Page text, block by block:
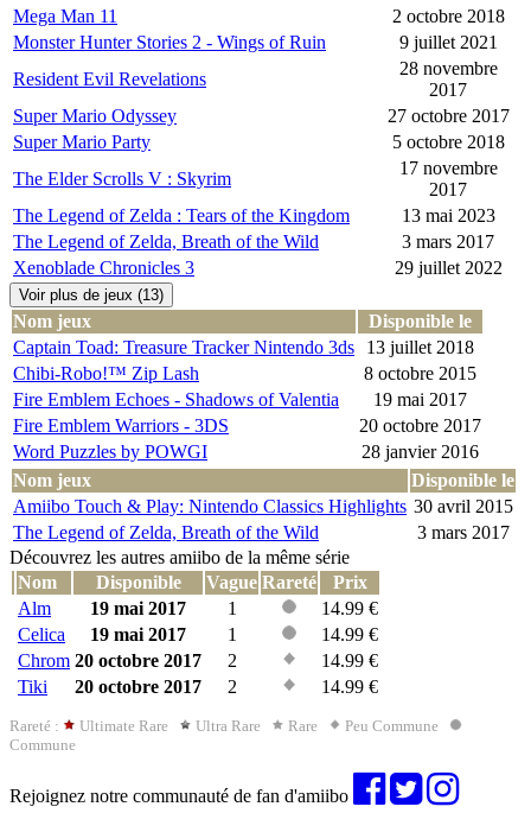
Mega Man 11
2 octobre 2018
Monster Hunter Stories 2 - Wings of Ruin
9 juillet 2021
Resident Evil Revelations
28 novembre
2017
Super Mario Odyssey
27 octobre 2017
Super Mario Party
5 octobre 2018
The Elder Scrolls V : Skyrim
17 novembre
2017
The Legend of Zelda : Tears of the Kingdom
13 mai 2023
The Legend of Zelda, Breath of the Wild
3 mars 2017
Xenoblade Chronicles 3
29 juillet 2022
Voir plus de jeux (13)
Nom jeux
Disponible le
Captain Toad: Treasure Tracker Nintendo 3ds
13 juillet 2018
Chibi-Robo!™ Zip Lash
8 octobre 2015
Fire Emblem Echoes - Shadows of Valentia
19 mai 2017
Fire Emblem Warriors - 3DS
20 octobre 2017
Word Puzzles by POWGI
28 janvier 2016
Nom jeux
Disponible le
Amiibo Touch & Play: Nintendo Classics Highlights 30 avril 2015
The Legend of Zelda, Breath of the Wild
3 mars 2017
Découvrez les autres amiibo de la même série
Nom
Disponible Vague Rareté
Prix
Alm
19 mai 2017 1
14.99 €
Celica
19 mai 2017 1
14.99 €
Chrom 20 octobre 2017 2
14.99 €
Tiki
20 octobre 2017 2 14.99 €
Rareté : Ultimate Rare Ultra Rare Rare
Peu Commune
Commune
Rejoignez notre communauté de fan d'amiibo